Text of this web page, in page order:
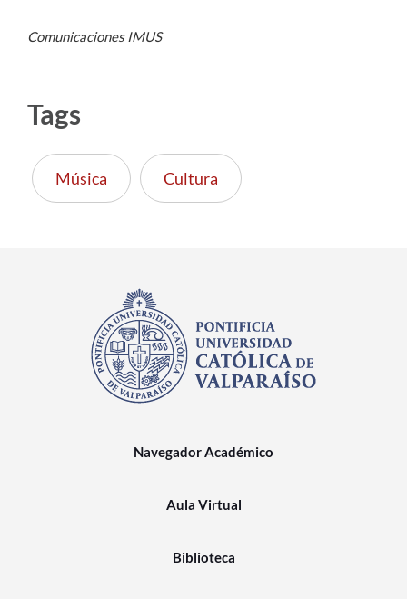
Comunicaciones IMUS
Tags
Música Cultura
Navegador Académico
Aula Virtual
Biblioteca